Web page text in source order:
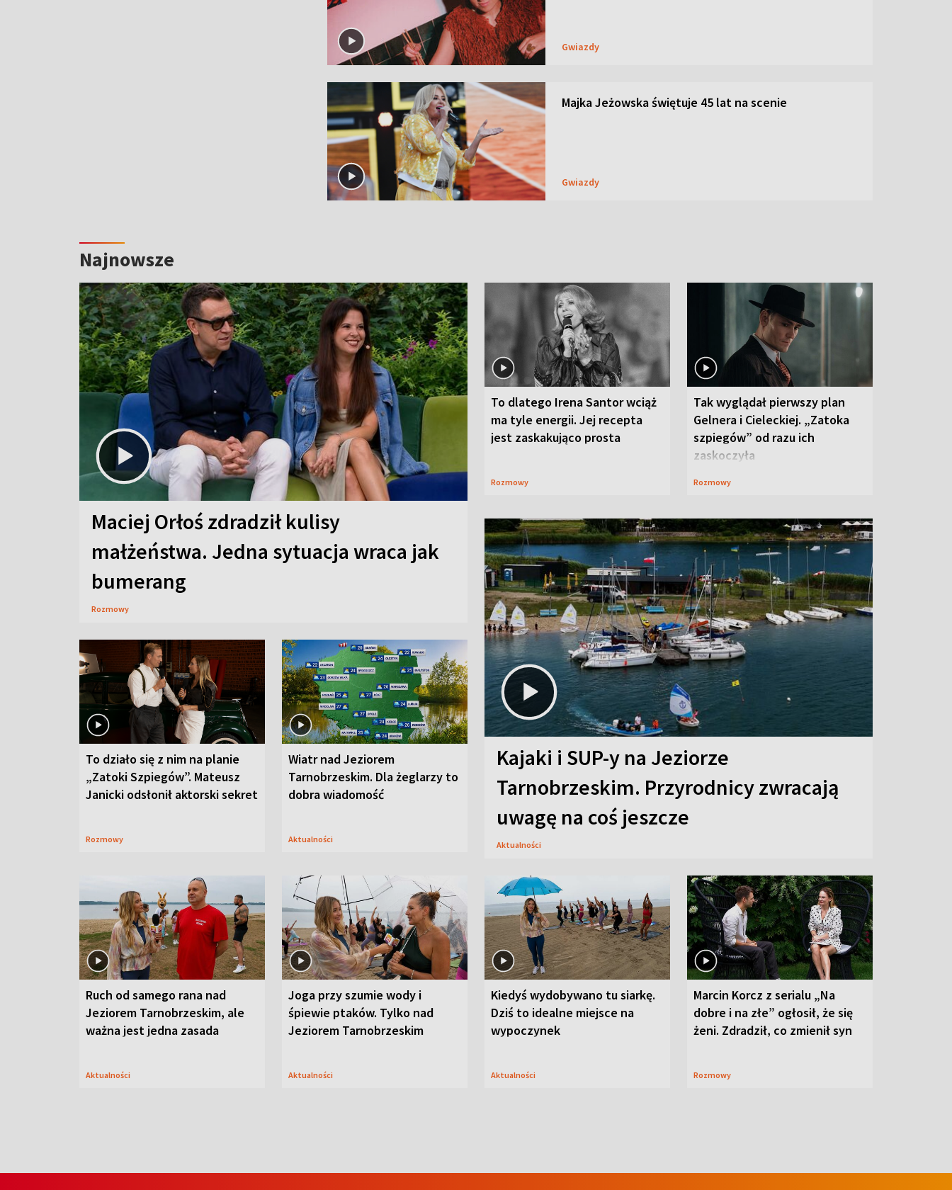
Gwiazdy
Majka Jeżowska świętuje 45 lat na scenie
Gwiazdy
Najnowsze
Maciej Orłoś zdradził kulisy
małżeństwa. Jedna sytuacja wraca jak
bumerang
Rozmowy
To dlatego Irena Santor wciąż
ma tyle energii. Jej recepta
jest zaskakująco prosta
Rozmowy
Tak wyglądał pierwszy plan
Gelnera i Cieleckiej. „Zatoka
szpiegów” od razu ich
zaskoczyła
Rozmowy
To działo się z nim na planie
„Zatoki Szpiegów”. Mateusz
Janicki odsłonił aktorski sekret
Rozmowy
Wiatr nad Jeziorem
Tarnobrzeskim. Dla żeglarzy to
dobra wiadomość
Aktualności
Kajaki i SUP-y na Jeziorze
Tarnobrzeskim. Przyrodnicy zwracają
uwagę na coś jeszcze
Aktualności
Ruch od samego rana nad
Jeziorem Tarnobrzeskim, ale
ważna jest jedna zasada
Aktualności
Joga przy szumie wody i
śpiewie ptaków. Tylko nad
Jeziorem Tarnobrzeskim
Aktualności
Kiedyś wydobywano tu siarkę.
Dziś to idealne miejsce na
wypoczynek
Aktualności
Marcin Korcz z serialu „Na
dobre i na złe” ogłosił, że się
żeni. Zdradził, co zmienił syn
Rozmowy